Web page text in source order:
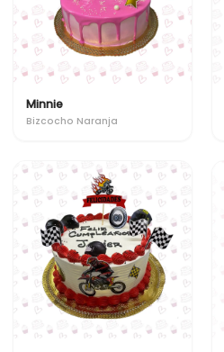
Minnie
Bizcocho Naranja